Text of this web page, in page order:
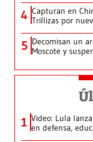
4 Capturan en
Trillizas por
5 Decomisan un
Moscote y
1 Video: Lula
en defensa,